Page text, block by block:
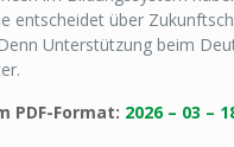
entscheidet über
Unterstützung beim
PDF-Format: 2026 – 03 –